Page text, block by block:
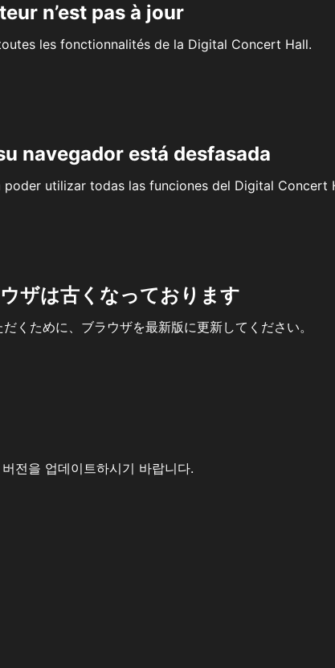
n’est pas à jour
les fonctionnalités de la Digital Concert Hall.
navegador está desfasada
utilizar todas las funciones del Digital Concert
ザは古くなっております
くために、ブラウザを最新版に更新してください。
전을 업데이트하시기 바랍니다.